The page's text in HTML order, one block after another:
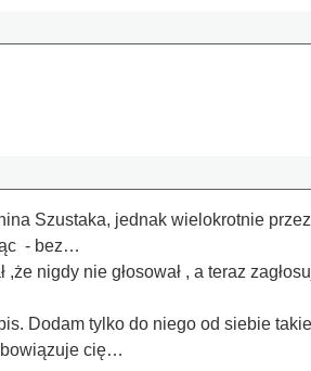
Szustaka, jednak wielokrotnie
- bez…
nigdy nie głosował , a teraz
Dodam tylko do niego od siebie
cię…